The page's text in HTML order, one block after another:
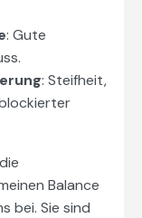
: Gute
: Steifheit,
Balance
bei. Sie sind